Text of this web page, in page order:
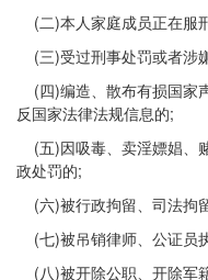
(二)本人家庭成员正在服
(三)受过刑事处罚或者涉
(四)编造、散布有损国家
反国家法律法规信息的;
(五)因吸毒、卖淫嫖娼、
政处罚的;
(六)被行政拘留、司法拘
(七)被吊销律师、公证员
(八)被开除公职、开除军